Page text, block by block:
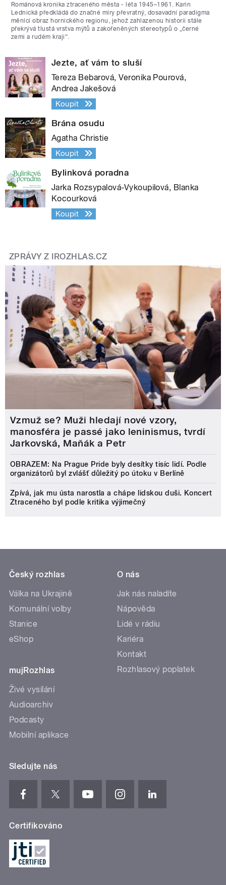
Románová kronika ztraceného města - léta 1945–1961. Karin
Lednická předkládá do značné míry převratný, dosavadní paradigma
měnící obraz hornického regionu, jehož zahlazenou historii stále
překrývá tlustá vrstva mýtů a zakořeněných stereotypů o „černé
zemi a rudém kraji“.
Jezte, ať vám to sluší
Tereza Bebarová, Veronika Pourová,
Andrea Jakešová
Koupit
Brána osudu
Agatha Christie
Koupit
Bylinková poradna
Jarka Rozsypalová-Vykoupilová, Blanka
Kocourková
Koupit
ZPRÁVY Z IROZHLAS.CZ
Vzmuž se? Muži hledají nové vzory,
manosféra je passé jako leninismus, tvrdí
Jarkovská, Maňák a Petr
OBRAZEM: Na Prague Pride byly desítky tisíc lidí. Podle
organizátorů byl zvlášť důležitý po útoku v Berlíně
Zpívá, jak mu ústa narostla a chápe lidskou duši. Koncert
Ztraceného byl podle kritika výjimečný
Český rozhlas
Válka na Ukrajině
Komunální volby
Stanice
eShop
mujRozhlas
Živé vysílání
Audioarchiv
Podcasty
Mobilní aplikace
O nás
Jak nás naladíte
Nápověda
Lidé v rádiu
Kariéra
Kontakt
Rozhlasový poplatek
Sledujte nás
Certifikováno